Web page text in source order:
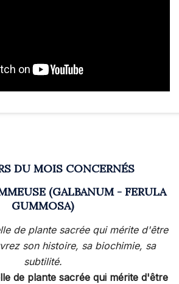
DU MOIS CONCERNÉS
(GALBANUM - FERULA
GUMMOSA)
de plante sacrée qui mérite d'être
son histoire, sa biochimie, sa
subtilité.
de plante sacrée qui mérite d'être